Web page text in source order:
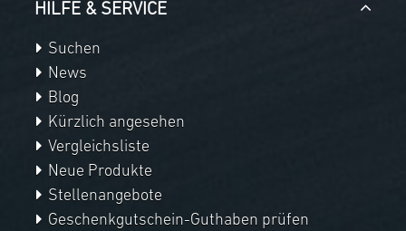
HILFE & SERVICE
Suchen
News
Blog
Kürzlich angesehen
Vergleichsliste
Neue Produkte
Stellenangebote
Geschenkgutschein-Guthaben prüfen